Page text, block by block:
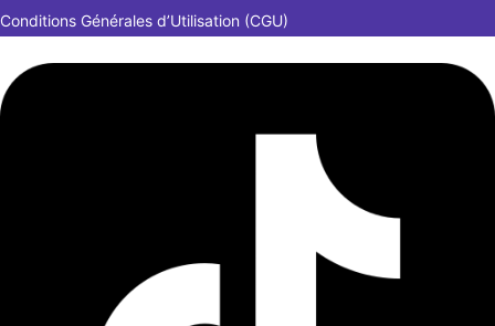
Conditions Générales d’Utilisation (CGU)